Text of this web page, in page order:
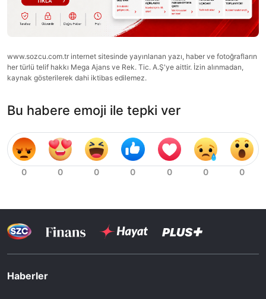
www.sozcu.com.tr internet sitesinde yayınlanan yazı, haber ve fotoğrafların
her türlü telif hakkı Mega Ajans ve Rek. Tic. A.Ş'ye aittir. İzin alınmadan,
kaynak gösterilerek dahi iktibas edilemez.
Bu habere emoji ile tepki ver
Haberler